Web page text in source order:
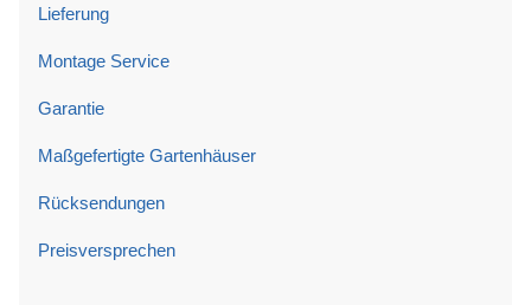
Lieferung
Montage Service
Garantie
Maßgefertigte Gartenhäuser
Rücksendungen
Preisversprechen